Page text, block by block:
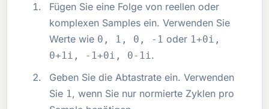
Fügen Sie eine Folge von reellen oder
komplexen Samples ein. Verwenden Sie
Werte wie 0, 1, 0, -1 oder 1+0i,
0+1i, -1+0i, 0-1i.
Geben Sie die Abtastrate ein. Verwenden
Sie 1, wenn Sie nur normierte Zyklen pro